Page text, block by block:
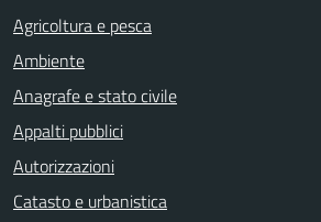
Agricoltura e pesca
Ambiente
Anagrafe e stato civile
Appalti pubblici
Autorizzazioni
Catasto e urbanistica